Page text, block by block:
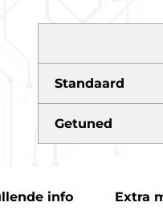
Standaard
Getuned
info Extra